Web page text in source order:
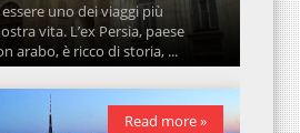
uno dei viaggi più
vita. L’ex Persia, paese
arabo, è ricco di storia, ...
Read more »